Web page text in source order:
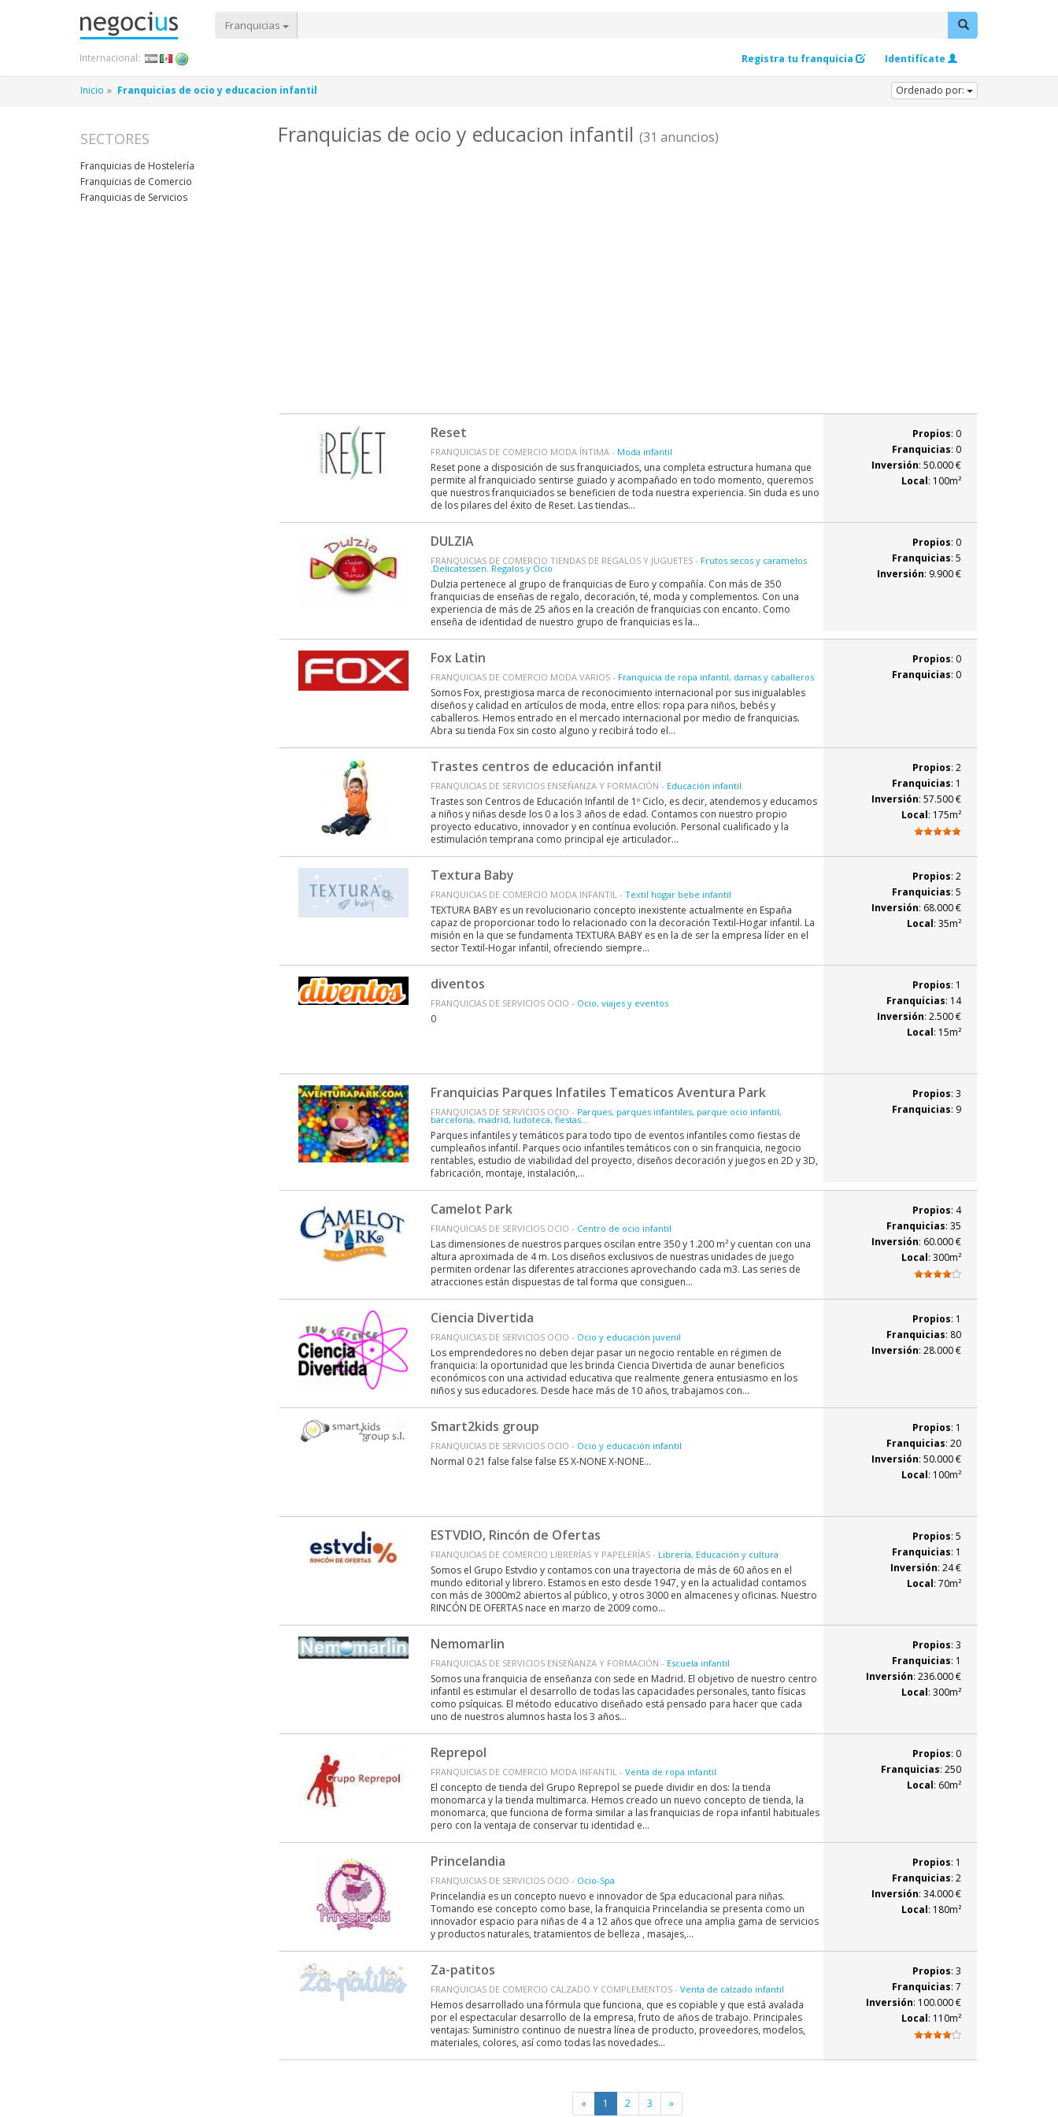
Franquicias
Registra tu franquicia Identifícate
Internacional:
Inicio Franquicias de ocio y educacion infantil Ordenado por:
Franquicias de ocio y educacion infantil (31 anuncios)
Reset
FRANQUICIAS DE COMERCIO MODA ÍNTIMA - Moda infantil
Reset pone a disposición de sus franquiciados, una completa estructura humana que
permite al franquiciado sentirse guiado y acompañado en todo momento, queremos
que nuestros franquiciados se beneficien de toda nuestra experiencia. Sin duda es uno
de los pilares del éxito de Reset. Las tiendas...
Propios: 0
Franquicias: 0
Inversión: 50.000 €
Local: 100m²
DULZIA
FRANQUICIAS DE COMERCIO TIENDAS DE REGALOS Y JUGUETES - Frutos secos y caramelos
.Delicatessen. Regalos y Ocio
Dulzia pertenece al grupo de franquicias de Euro y compañía. Con más de 350
franquicias de enseñas de regalo, decoración, té, moda y complementos. Con una
experiencia de más de 25 años en la creación de franquicias con encanto. Como
enseña de identidad de nuestro grupo de franquicias es la...
Propios: 0
Franquicias: 5
Inversión: 9.900 €
Fox Latin
FRANQUICIAS DE COMERCIO MODA VARIOS - Franquicia de ropa infantil, damas y caballeros
Somos Fox, prestigiosa marca de reconocimiento internacional por sus inigualables
diseños y calidad en artículos de moda, entre ellos: ropa para niños, bebés y
caballeros. Hemos entrado en el mercado internacional por medio de franquicias.
Abra su tienda Fox sin costo alguno y recibirá todo el...
Propios: 0
Franquicias: 0
Trastes centros de educación infantil
FRANQUICIAS DE SERVICIOS ENSEÑANZA Y FORMACIÓN - Educación infantil
Trastes son Centros de Educación Infantil de 1º Ciclo, es decir, atendemos y educamos
a niños y niñas desde los 0 a los 3 años de edad. Contamos con nuestro propio
proyecto educativo, innovador y en contínua evolución. Personal cualificado y la
estimulación temprana como principal eje articulador...
Propios: 2
Franquicias: 1
Inversión: 57.500 €
Local: 175m²
Textura Baby
FRANQUICIAS DE COMERCIO MODA INFANTIL - Textil hogar bebe infantil
TEXTURA BABY es un revolucionario concepto inexistente actualmente en España
capaz de proporcionar todo lo relacionado con la decoración Textil-Hogar infantil. La
misión en la que se fundamenta TEXTURA BABY es en la de ser la empresa líder en el
sector Textil-Hogar infantil, ofreciendo siempre...
Propios: 2
Franquicias: 5
Inversión: 68.000 €
Local: 35m²
diventos
FRANQUICIAS DE SERVICIOS OCIO - Ocio, viajes y eventos
0
Propios: 1
Franquicias: 14
Inversión: 2.500 €
Local: 15m²
Franquicias Parques Infatiles Tematicos Aventura Park
FRANQUICIAS DE SERVICIOS OCIO - Parques, parques infantiles, parque ocio infantil,
barcelona, madrid, ludoteca, fiestas...
Parques infantiles y temáticos para todo tipo de eventos infantiles como fiestas de
cumpleaños infantil. Parques ocio infantiles temáticos con o sin franquicia, negocio
rentables, estudio de viabilidad del proyecto, diseños decoración y juegos en 2D y 3D,
fabricación, montaje, instalación,...
Propios: 3
Franquicias: 9
Camelot Park
FRANQUICIAS DE SERVICIOS OCIO - Centro de ocio infantil
Las dimensiones de nuestros parques oscilan entre 350 y 1.200 m² y cuentan con una
altura aproximada de 4 m. Los diseños exclusivos de nuestras unidades de juego
permiten ordenar las diferentes atracciones aprovechando cada m3. Las series de
atracciones están dispuestas de tal forma que consiguen...
Propios: 4
Franquicias: 35
Inversión: 60.000 €
Local: 300m²
Ciencia Divertida
FRANQUICIAS DE SERVICIOS OCIO - Ocio y educación juvenil
Los emprendedores no deben dejar pasar un negocio rentable en régimen de
franquicia: la oportunidad que les brinda Ciencia Divertida de aunar beneficios
económicos con una actividad educativa que realmente genera entusiasmo en los
niños y sus educadores. Desde hace más de 10 años, trabajamos con...
Propios: 1
Franquicias: 80
Inversión: 28.000 €
Smart2kids group
FRANQUICIAS DE SERVICIOS OCIO - Ocio y educación infantil
Normal 0 21 false false false ES X-NONE X-NONE...
Propios: 1
Franquicias: 20
Inversión: 50.000 €
Local: 100m²
ESTVDIO, Rincón de Ofertas
FRANQUICIAS DE COMERCIO LIBRERÍAS Y PAPELERÍAS - Librería, Educación y cultura
Somos el Grupo Estvdio y contamos con una trayectoria de más de 60 años en el
mundo editorial y librero. Estamos en esto desde 1947, y en la actualidad contamos
con más de 3000m2 abiertos al público, y otros 3000 en almacenes y oficinas. Nuestro
RINCÓN DE OFERTAS nace en marzo de 2009 como...
Propios: 5
Franquicias: 1
Inversión: 24 €
Local: 70m²
Nemomarlin
FRANQUICIAS DE SERVICIOS ENSEÑANZA Y FORMACIÓN - Escuela infantil
Somos una franquicia de enseñanza con sede en Madrid. El objetivo de nuestro centro
infantil es estimular el desarrollo de todas las capacidades personales, tanto físicas
como psíquicas. El método educativo diseñado está pensado para hacer que cada
uno de nuestros alumnos hasta los 3 años...
Propios: 3
Franquicias: 1
Inversión: 236.000 €
Local: 300m²
Reprepol
FRANQUICIAS DE COMERCIO MODA INFANTIL - Venta de ropa infantil
El concepto de tienda del Grupo Reprepol se puede dividir en dos: la tienda
monomarca y la tienda multimarca. Hemos creado un nuevo concepto de tienda, la
monomarca, que funciona de forma similar a las franquicias de ropa infantil habituales
pero con la ventaja de conservar tu identidad e...
Propios: 0
Franquicias: 250
Local: 60m²
Princelandia
FRANQUICIAS DE SERVICIOS OCIO - Ocio-Spa
Princelandia es un concepto nuevo e innovador de Spa educacional para niñas.
Tomando ese concepto como base, la franquicia Princelandia se presenta como un
innovador espacio para niñas de 4 a 12 años que ofrece una amplia gama de servicios
y productos naturales, tratamientos de belleza , masajes,...
Propios: 1
Franquicias: 2
Inversión: 34.000 €
Local: 180m²
Za-patitos
FRANQUICIAS DE COMERCIO CALZADO Y COMPLEMENTOS - Venta de calzado infantil
Hemos desarrollado una fórmula que funciona, que es copiable y que está avalada
por el espectacular desarrollo de la empresa, fruto de años de trabajo. Principales
ventajas: Suministro continuo de nuestra línea de producto, proveedores, modelos,
materiales, colores, así como todas las novedades...
Propios: 3
Franquicias: 7
Inversión: 100.000 €
Local: 110m²
« 1 2 3 »
SECTORES
Franquicias de Hostelería
Franquicias de Comercio
Franquicias de Servicios